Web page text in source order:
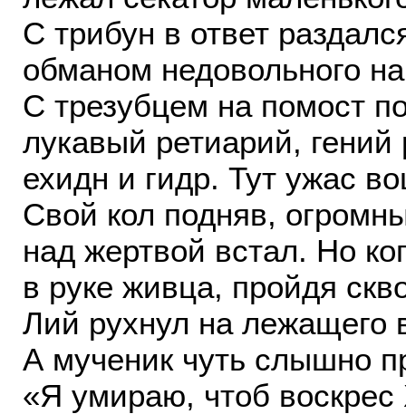
С трибун в ответ
обманом недовольного
С трезубцем на помост
лукавый ретиарий, гений
ехидн и гидр. Тут ужас
Свой кол подняв,
над жертвой встал. Но
в руке живца, пройдя
Лий рухнул на лежащего
А мученик чуть слышно
«Я умираю, чтоб воскрес